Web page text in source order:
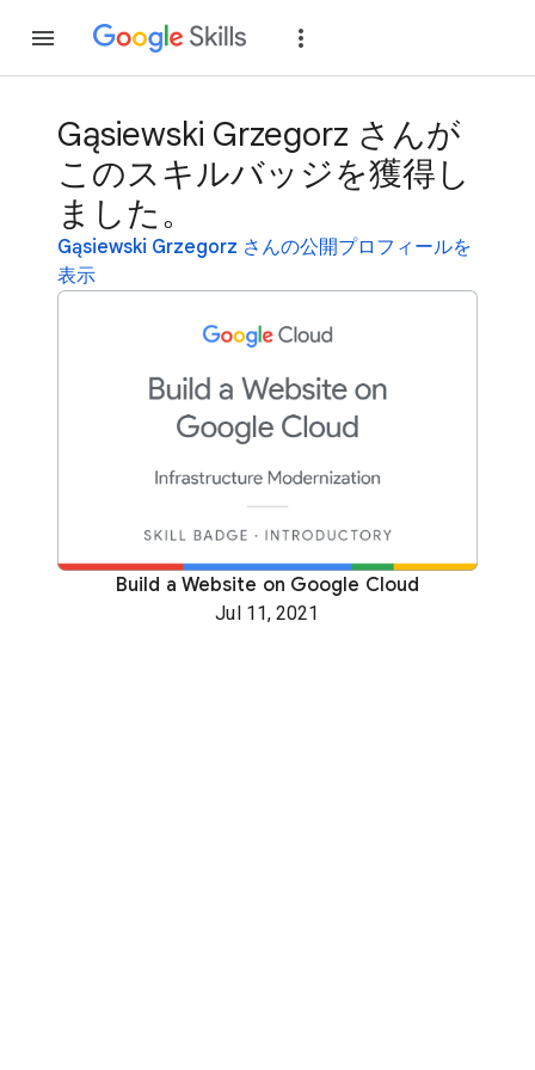
Gąsiewski Grzegorz さんが
このスキルバッジを獲得し
ました。
Gąsiewski Grzegorz さんの公開プロフィールを
表示